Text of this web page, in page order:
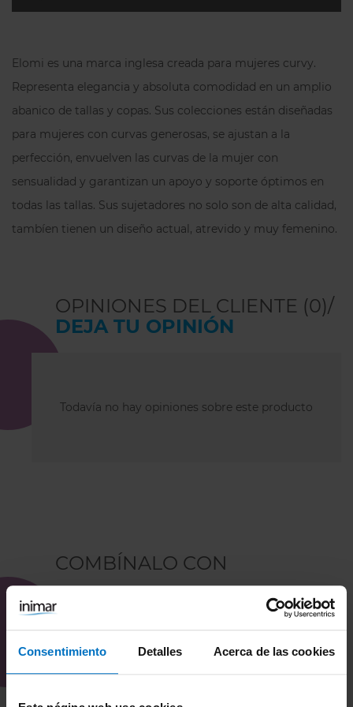
Consentimiento Detalles Acerca de las cookies
Elomi es una marca inglesa creada para mujeres curvy.
Representa elegancia y absoluta comodidad en un amplio
abanico de tallas y copas. Sus colecciones están diseñadas
para mujeres con curvas generosas, se ajustan a la
perfección, envuelven las curvas de la mujer con
sensualidad y garantizan un apoyo y soporte óptimos en
todas las tallas. Sus sujetadores no solo son de alta calidad,
tambíen tienen un diseño actual, atrevido y muy femenino.
OPINIONES DEL CLIENTE (0)/
DEJA TU OPINIÓN
Todavía no hay opiniones sobre este producto
COMBÍNALO CON